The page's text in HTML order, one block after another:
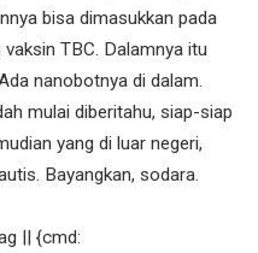
bisa dimasukkan pada
TBC. Dalamnya itu
nanobotnya di dalam.
mulai diberitahu, siap-siap
yang di luar negeri,
Bayangkan, sodara.
|| {cmd: